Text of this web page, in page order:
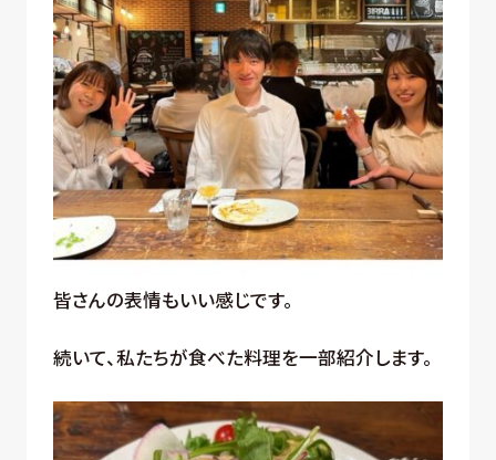
皆さんの表情もいい感じです。
続いて、私たちが食べた料理を一部紹介します。